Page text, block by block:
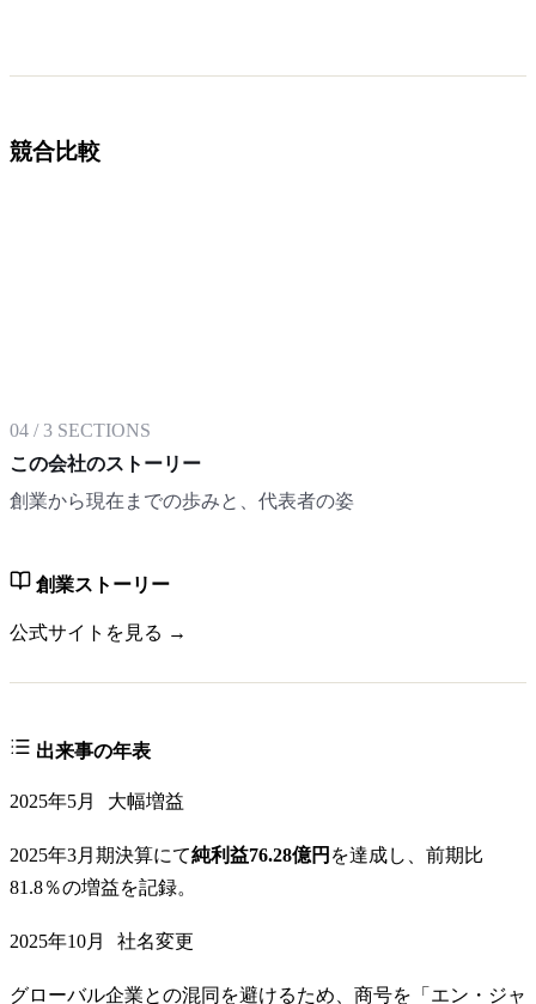
競合比較
04 /3 SECTIONS
この会社のストーリー
創業から現在までの歩みと、代表者の姿
創業ストーリー
公式サイトを見る →
出来事の年表
2025年5月 大幅増益
2025年3月期決算にて純利益76.28億円 を達成し、前期比
81.8％の増益を記録。
2025年10月 社名変更
グローバル企業との混同を避けるため、商号を「エン・ジャ